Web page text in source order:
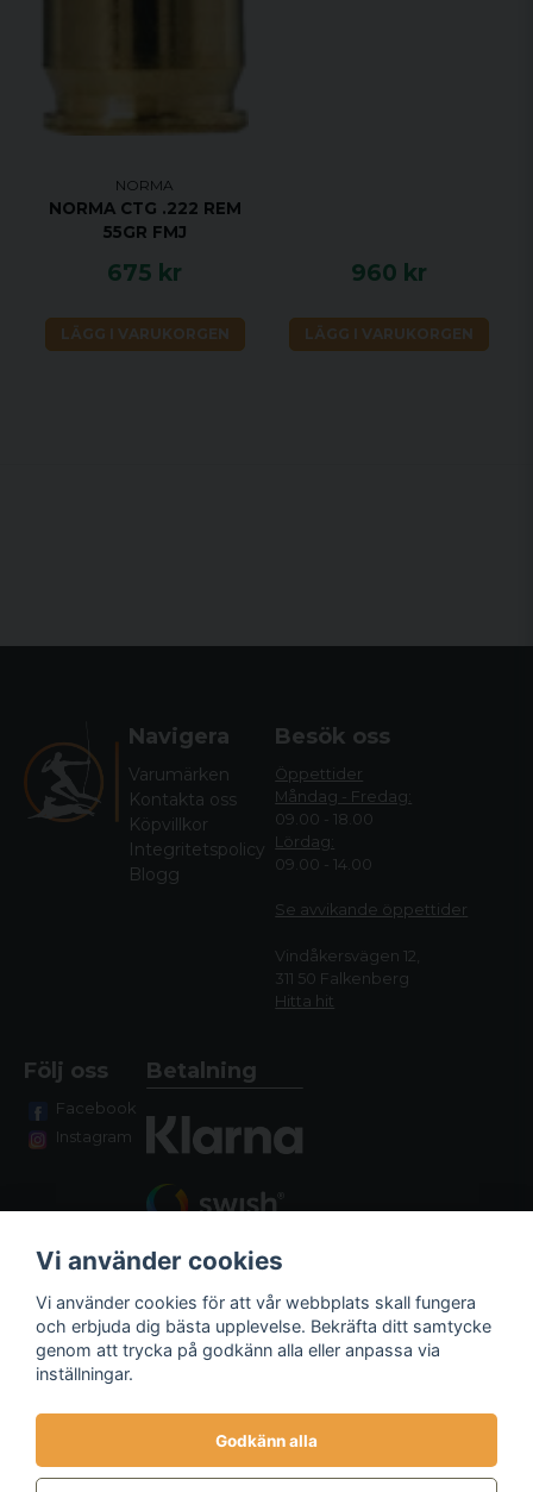
NORMA
NORMA CTG .222 REM
55GR FMJ
675 kr
LÄGG I VARUKORGEN
960 kr
LÄGG I VARUKORGEN
Navigera
Varumärken
Kontakta oss
Köpvillkor
Integritetspolicy
Blogg
Besök oss
Öppettider
Måndag - Fredag:
09.00 - 18.00
Lördag:
09.00 - 14.00
Se avvikande öppettider
Vindåkersvägen 12,
311 50 Falkenberg
Hitta hit
Följ oss
Facebook
Instagram
Betalning
Fraktalternativ
Vi använder cookies
Vi använder cookies för att vår webbplats skall fungera
och erbjuda dig bästa upplevelse. Bekräfta ditt samtycke
genom att trycka på godkänn alla eller anpassa via
inställningar.
Godkänn alla